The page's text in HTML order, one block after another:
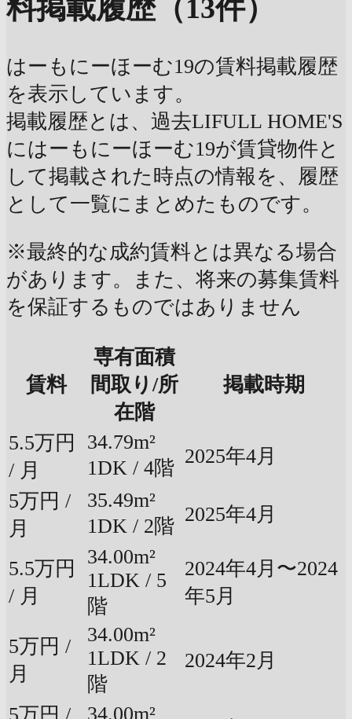
料掲載履歴（13件）
はーもにーほーむ19の賃料掲載履歴
を表示しています。
掲載履歴とは、過去LIFULL HOME'S
にはーもにーほーむ19が賃貸物件と
して掲載された時点の情報を、履歴
として一覧にまとめたものです。
※最終的な成約賃料とは異なる場合
があります。また、将来の募集賃料
を保証するものではありません
賃料
専有面積
間取り/所
在階
掲載時期
5.5万円
/ 月
34.79m²
1DK / 4階
2025年4月
5万円 /
月
35.49m²
1DK / 2階
2025年4月
5.5万円
/ 月
34.00m²
1LDK / 5
階
2024年4月〜2024
年5月
5万円 /
月
34.00m²
1LDK / 2
階
2024年2月
5万円 / 34.00m²